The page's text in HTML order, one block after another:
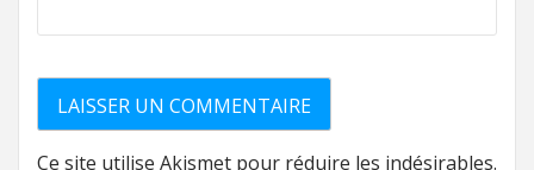
Ce site utilise Akismet pour réduire les indésirables.